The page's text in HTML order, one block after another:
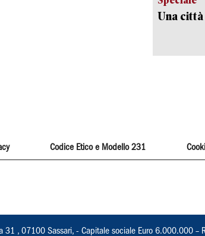
Una città
Codice Etico e Modello 231
, 07100 Sassari, - Capitale sociale Euro 6.000.000 –